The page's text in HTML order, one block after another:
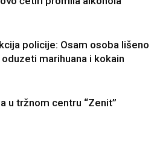
policije: Osam osoba lišeno
marihuana i kokain
u tržnom centru “Zenit”